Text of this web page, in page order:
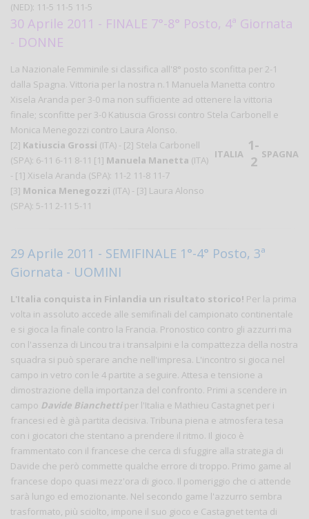
(NED): 11-5 11-5 11-5
30 Aprile 2011 - FINALE 7°-8° Posto, 4ª Giornata
- DONNE
La Nazionale Femminile si classifica all'8° posto sconfitta per 2-1
dalla Spagna. Vittoria per la nostra n.1 Manuela Manetta contro
Xisela Aranda per 3-0 ma non sufficiente ad ottenere la vittoria
finale; sconfitte per 3-0 Katiuscia Grossi contro Stela Carbonell e
Monica Menegozzi contro Laura Alonso.
[2] Katiuscia Grossi (ITA) - [2] Stela Carbonell
(SPA): 6-11 6-11 8-11 [1] Manuela Manetta (ITA)
- [1] Xisela Aranda (SPA): 11-2 11-8 11-7
[3] Monica Menegozzi (ITA) - [3] Laura Alonso
(SPA): 5-11 2-11 5-11
ITALIA
1-
2 SPAGNA
29 Aprile 2011 - SEMIFINALE 1°-4° Posto, 3ª
Giornata - UOMINI
L'Italia conquista in Finlandia un risultato storico! Per la prima
volta in assoluto accede alle semifinali del campionato continentale
e si gioca la finale contro la Francia. Pronostico contro gli azzurri ma
con l'assenza di Lincou tra i transalpini e la compattezza della nostra
squadra si può sperare anche nell'impresa. L'incontro si gioca nel
campo in vetro con le 4 partite a seguire. Attesa e tensione a
dimostrazione della importanza del confronto. Primi a scendere in
campo Davide Bianchettiper l'Italia e Mathieu Castagnet per i
francesi ed è già partita decisiva. Tribuna piena e atmosfera tesa
con i giocatori che stentano a prendere il ritmo. Il gioco è
frammentato con il francese che cerca di sfuggire alla strategia di
Davide che però commette qualche errore di troppo. Primo game al
francese dopo quasi mezz'ora di gioco. Il pomeriggio che ci attende
sarà lungo ed emozionante. Nel secondo game l'azzurro sembra
trasformato, più sciolto, impone il suo gioco e Castagnet tenta di